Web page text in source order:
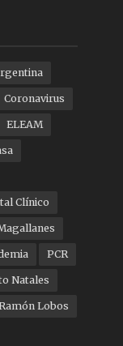
Coronavirus
ELEAM
Clínico
PCR
Natales
Lobos